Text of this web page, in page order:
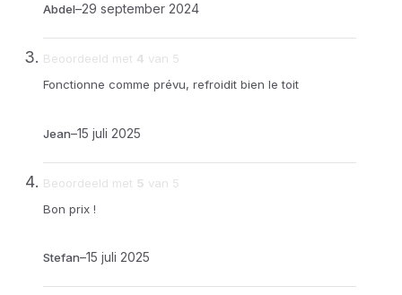
Abdel–29 september 2024
Beoordeeld met 4 van 5
Jean–15 juli 2025
Fonctionne comme prévu, refroidit bien le toit
Beoordeeld met 5 van 5
Stefan–15 juli 2025
Bon prix !